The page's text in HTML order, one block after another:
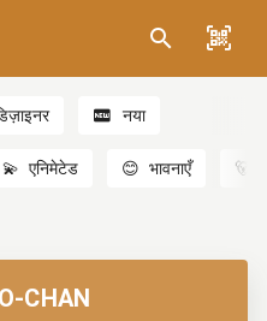
नया
💫 एनिमेटेड 😊 भावनाएँ 🐻
CHAN